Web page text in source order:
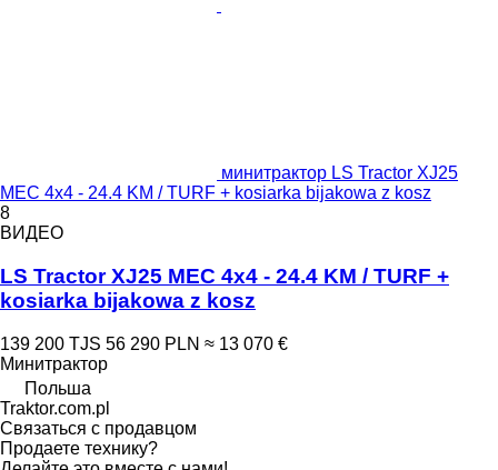
минитрактор LS Tractor XJ25
MEC 4x4 - 24.4 KM / TURF + kosiarka bijakowa z kosz
8
ВИДЕО
LS Tractor XJ25 MEC 4x4 - 24.4 KM / TURF +
kosiarka bijakowa z kosz
139 200 TJS 56 290 PLN ≈ 13 070 €
Минитрактор
Польша
Traktor.com.pl
Связаться с продавцом
Продаете технику?